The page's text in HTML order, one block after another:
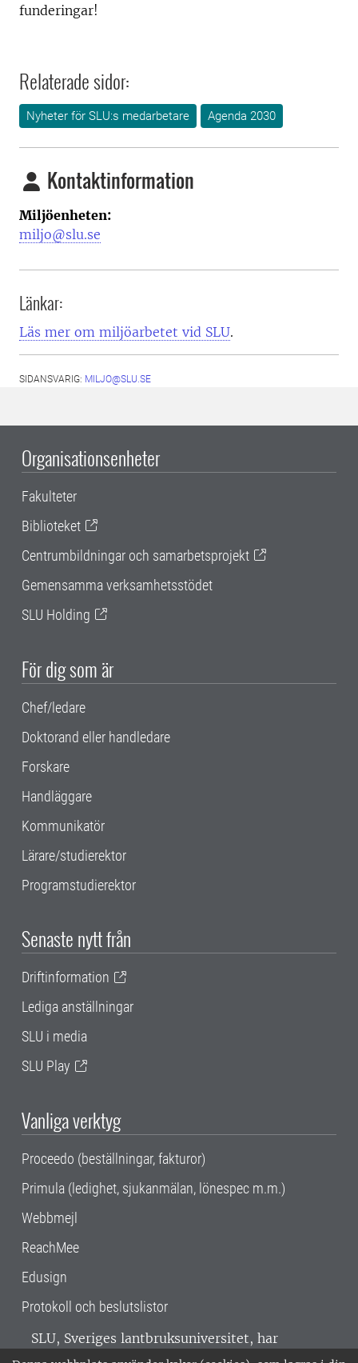
funderingar!
Relaterade sidor:
Nyheter för SLU:s medarbetare Agenda 2030
Kontaktinformation
Miljöenheten:
miljo@slu.se
Länkar:
Läs mer om miljöarbetet vid SLU.
SIDANSVARIG: MILJO@SLU.SE
Organisationsenheter
Fakulteter
Biblioteket
Centrumbildningar och samarbetsprojekt
Gemensamma verksamhetsstödet
SLU Holding
För dig som är
Chef/ledare
Doktorand eller handledare
Forskare
Handläggare
Kommunikatör
Lärare/studierektor
Programstudierektor
Senaste nytt från
Driftinformation
Lediga anställningar
SLU i media
SLU Play
Vanliga verktyg
Proceedo (beställningar, fakturor)
Primula (ledighet, sjukanmälan, lönespec m.m.)
Webbmejl
ReachMee
Edusign
Protokoll och beslutslistor
SLU, Sveriges lantbruksuniversitet, har
verksamhet över hela Sverige. Huvudorter är